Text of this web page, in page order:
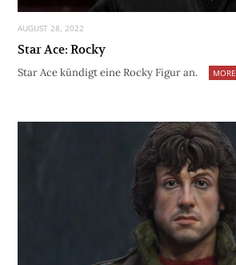
AUGUST 28, 2022
Star Ace: Rocky
Star Ace kündigt eine Rocky Figur an. MORE